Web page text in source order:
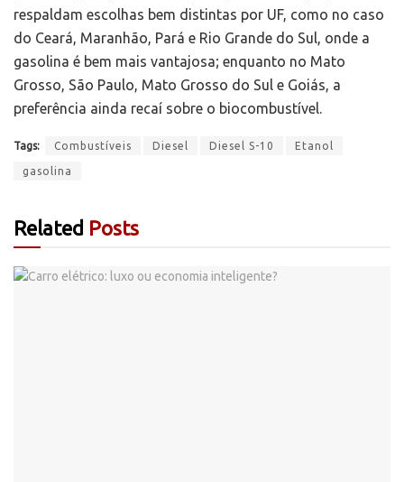
respaldam escolhas bem distintas por UF, como no caso
do Ceará, Maranhão, Pará e Rio Grande do Sul, onde a
gasolina é bem mais vantajosa; enquanto no Mato
Grosso, São Paulo, Mato Grosso do Sul e Goiás, a
preferência ainda recaí sobre o biocombustível.
Tags: Combustíveis Diesel Diesel S-10 Etanol
gasolina
Related Posts